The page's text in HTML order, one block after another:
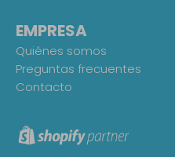
EMPRESA
Quiénes somos
Preguntas frecuentes
Contacto